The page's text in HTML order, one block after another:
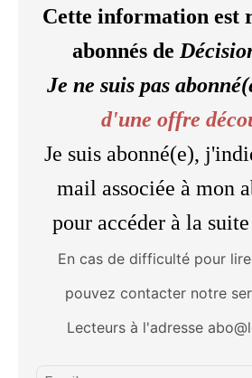
Cette information est
abonnés de
Je ne suis pas
d'une offre
Je suis abonné(e),
mail associée à mon
pour accéder à la
En cas de difficulté pour
pouvez contacter notre
Lecteurs à l'adresse